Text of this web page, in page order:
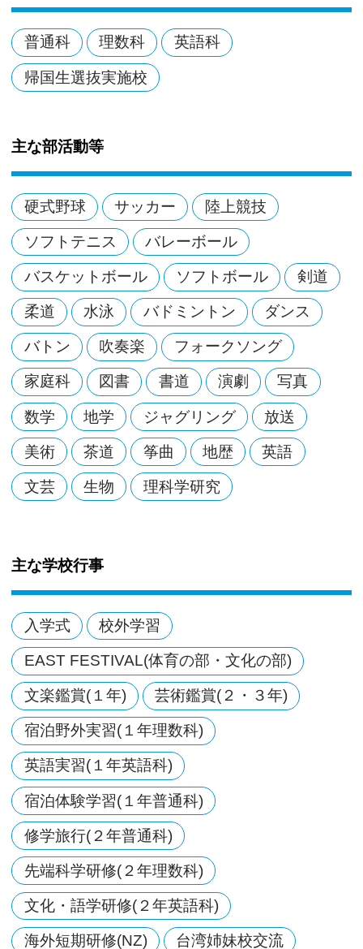
普通科 理数科 英語科
帰国生選抜実施校
主な部活動等
硬式野球 サッカー 陸上競技
ソフトテニス バレーボール
バスケットボール ソフトボール 剣道
柔道 水泳 バドミントン ダンス
バトン 吹奏楽 フォークソング
家庭科 図書 書道 演劇 写真
数学 地学 ジャグリング 放送
美術 茶道 筝曲 地歴 英語
文芸 生物 理科学研究
主な学校行事
入学式 校外学習
EAST FESTIVAL(体育の部・文化の部)
文楽鑑賞(１年) 芸術鑑賞(２・３年)
宿泊野外実習(１年理数科)
英語実習(１年英語科)
宿泊体験学習(１年普通科)
修学旅行(２年普通科)
先端科学研修(２年理数科)
文化・語学研修(２年英語科)
海外短期研修(NZ) 台湾姉妹校交流